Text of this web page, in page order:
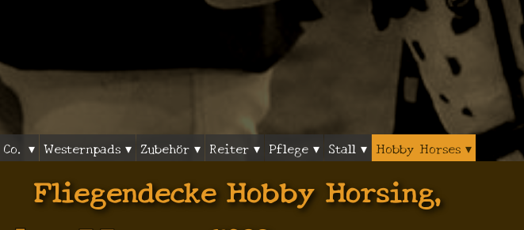
▾ Westernpads ▾ Zubehör ▾ Reiter ▾ Pflege ▾ Stall ▾ Hobby Horses ▾
Fliegendecke Hobby Horsing,